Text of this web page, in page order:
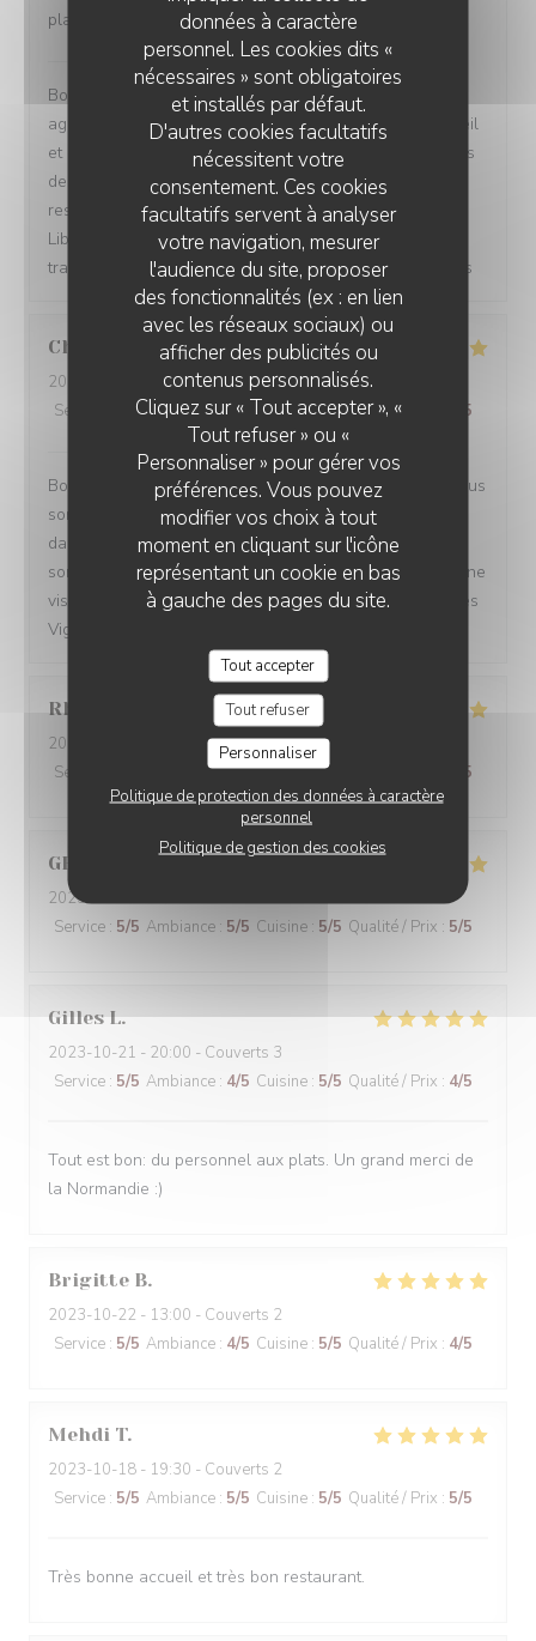
données à caractère
personnel. Les cookies dits «
nécessaires » sont obligatoires
et installés par défaut.
D'autres cookies facultatifs
nécessitent votre
consentement. Ces cookies
facultatifs servent à analyser
votre navigation, mesurer
l'audience du site, proposer
des fonctionnalités (ex : en lien
avec les réseaux sociaux) ou
afficher des publicités ou
contenus personnalisés.
Cliquez sur « Tout accepter », «
Tout refuser » ou «
Personnaliser » pour gérer vos
préférences. Vous pouvez
modifier vos choix à tout
moment en cliquant sur l'icône
représentant un cookie en bas
à gauche des pages du site.
Tout accepter
Tout refuser
Personnaliser
Politique de protection des données à caractère
personnel
Politique de gestion des cookies
plats notamment les mezze sont délicieux.
Les Vignes du Liban Paris a répondu à cet avis
Bonjour Aurelie, merci pour votre évaluation ! C'est
agréable de savoir que vous avez apprécié notre accueil
et nos plats, notamment les mezze. Nous nous efforçons
de créer une expérience authentique dans notre
restaurant libanais. À très bientôt chez Les Vignes du
Liban Paris pour continuer à savourer notre cuisine
traditionnelle ! Elie & L'équipe des Vignes du Liban Paris
Christina A
2024-11-10
- 13:00 - Couverts 4
Service
/5 Ambiance:5 /5 Cuisine:5/5 Qualité / Prix /5
Les Vignes du Liban Paris
a répondu à cet avis
Bonjour Christina, Merci beaucoup pour vos étoiles ! Nous
sommes ravis que vous ayez apprécié votre passage
dans notre restaurant libanais traditionnel. Nos mezzés
sont toujours prêts à vous séduire lors de votre prochaine
visite à Les Vignes du Liban Paris. À bientôt, L'équipe Les
Vignes du Liban Paris
Rhita
2023-10-28
- 19:00 - Couverts 2
Service
Ambiance:5/5 Cuisine:5/5 /5
GERARD
2023-10-27- 13:00 - Couverts 2
Service : 5/5 Ambiance : 5/5 Cuisine : 5/5 Qualité / Prix : 5/5
Gilles L
2023-10-21 - 20:00 - Couverts 3
Service : 5/5 Ambiance : 4/5 Cuisine : 5/5 Qualité / Prix : 4/5
Tout est bon: du personnel aux plats. Un grand merci de
la Normandie :)
Brigitte B
2023-10-22 - 13:00 - Couverts 2
Service : 5/5 Ambiance : 4/5 Cuisine : 5/5 Qualité / Prix : 4/5
Mehdi T
2023-10-18 - 19:30 - Couverts 2
Service : 5/5 Ambiance : 5/5 Cuisine : 5/5 Qualité / Prix : 5/5
Très bonne accueil et très bon restaurant.